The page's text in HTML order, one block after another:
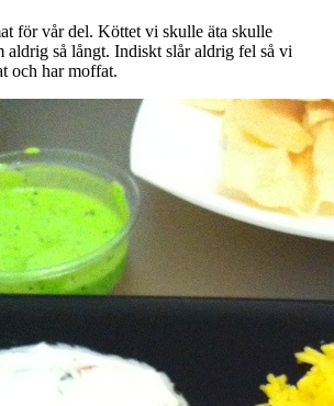
för vår del. Köttet vi skulle äta skulle
aldrig så långt. Indiskt slår aldrig fel så vi
och har moffat.